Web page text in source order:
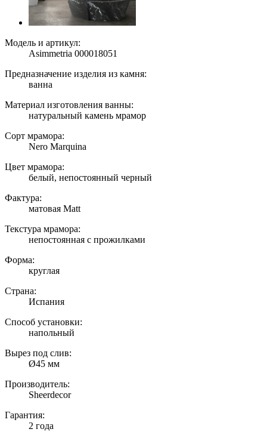
Модель и артикул:
Asimmetria 000018051
Предназначение изделия из камня:
ванна
Материал изготовления ванны:
натуральный камень мрамор
Сорт мрамора:
Nero Marquina
Цвет мрамора:
белый, непостоянный черный
Фактура:
матовая Matt
Текстура мрамора:
непостоянная с прожилками
Форма:
круглая
Страна:
Испания
Способ установки:
напольный
Вырез под слив:
Ø45 мм
Производитель:
Sheerdecor
Гарантия:
2 года